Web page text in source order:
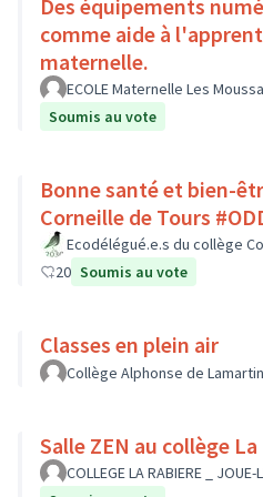
Des équipements numériques
comme aide à
maternelle.
ECOLE Maternelle Les
Soumis au vote
Bonne santé et bien-
Corneille de Tours
Ecodélégué.e.s du collège
20 Soumis au vote
Classes en plein air
Collège Alphonse de
Salle ZEN au collège
COLLEGE LA RABIERE _ JOUE-